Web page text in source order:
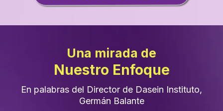
Una mirada de
Nuestro Enfoque
En palabras del Director de Dasein Instituto,
Germán Balante